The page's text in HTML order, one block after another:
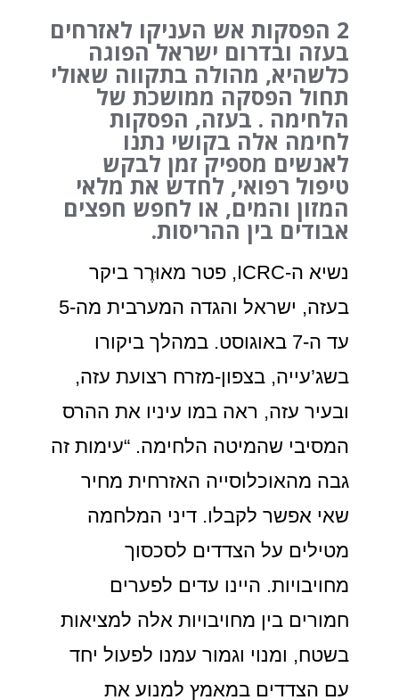
2 הפסקות אש העניקו לאזרחים
בעזה ובדרום ישראל הפוגה
כלשהיא, מהולה בתקווה שאולי
תחול הפסקה ממושכת של
הלחימה . בעזה, הפסקות
לחימה אלה בקושי נתנו
לאנשים מספיק זמן לבקש
טיפול רפואי, לחדש את מלאי
המזון והמים, או לחפש חפצים
אבודים בין ההריסות.
נשיא ה-ICRC, פטר מאוּרֶר ביקר
בעזה, ישראל והגדה המערבית מה-5
עד ה-7 באוגוסט. במהלך ביקורו
בשג’עייה, בצפון-מזרח רצועת עזה,
ובעיר עזה, ראה במו עיניו את ההרס
המסיבי שהמיטה הלחימה. “עימות זה
גבה מהאוכלוסייה האזרחית מחיר
שאי אפשר לקבלו. דיני המלחמה
מטילים על הצדדים לסכסוך
מחויבויות. היינו עדים לפערים
חמורים בין מחויבויות אלה למציאות
בשטח, ומנוי וגמור עמנו לפעול יחד
עם הצדדים במאמץ למנוע את